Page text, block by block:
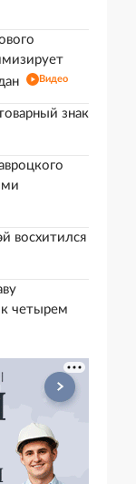
Видео
знак
восхитился
к четырем